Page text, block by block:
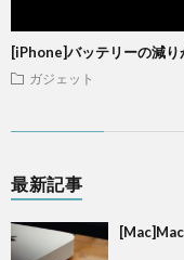
[iPhone]バッテリーの減
ガジェット
最新記事